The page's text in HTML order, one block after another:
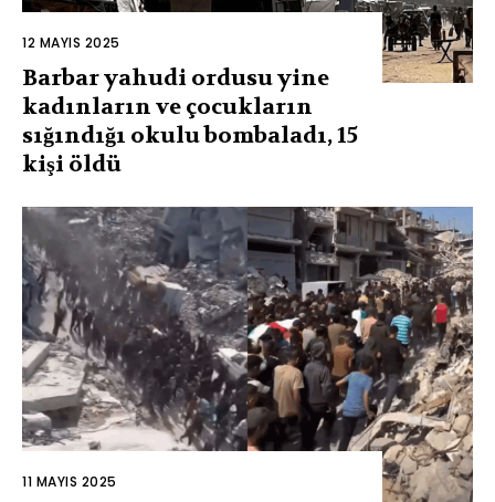
12 MAYIS 2025
Barbar yahudi ordusu yine
kadınların ve çocukların
sığındığı okulu bombaladı, 15
kişi öldü
11 MAYIS 2025